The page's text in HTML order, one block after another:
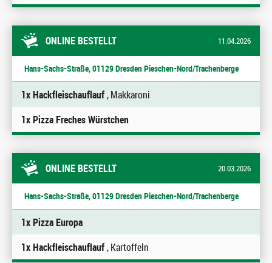
ONLINE BESTELLT 11.04.2026
Hans-Sachs-Straße, 01129 Dresden Pieschen-Nord/Trachenberge
1x Hackfleischauflauf, Makkaroni
1x Pizza Freches Würstchen
ONLINE BESTELLT 20.03.2026
Hans-Sachs-Straße, 01129 Dresden Pieschen-Nord/Trachenberge
1x Pizza Europa
1x Hackfleischauflauf, Kartoffeln